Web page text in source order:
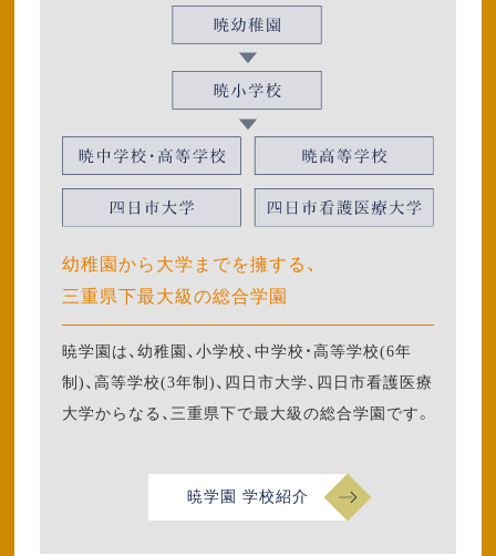
幼稚園から大学までを擁する、
三重県下最大級の総合学園
暁学園は、幼稚園、小学校、中学校・高等学校(6年
制)、高等学校(3年制)、四日市大学、四日市看護医療
大学からなる、三重県下で最大級の総合学園です。
暁学園 学校紹介